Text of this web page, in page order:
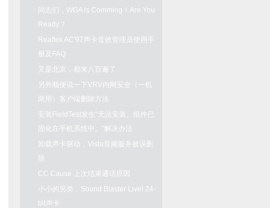
同志们，WGA is Comming！Are You
Ready？
Realtek AC'97声卡音效管理员使用手
册及FAQ
又是北京，都来八百遍了
另外顺便说一下VRV内网安全（一机
两用）客户端删除方法
安装FieldTest发生“无法安装。组件已
固化在手机系统中。”解决办法
卸载声卡驱动，Vista音频服务被误删
除
CC Cause 上次结束通话原因
小小的另类，Sound Blaster Live! 24-
bit声卡